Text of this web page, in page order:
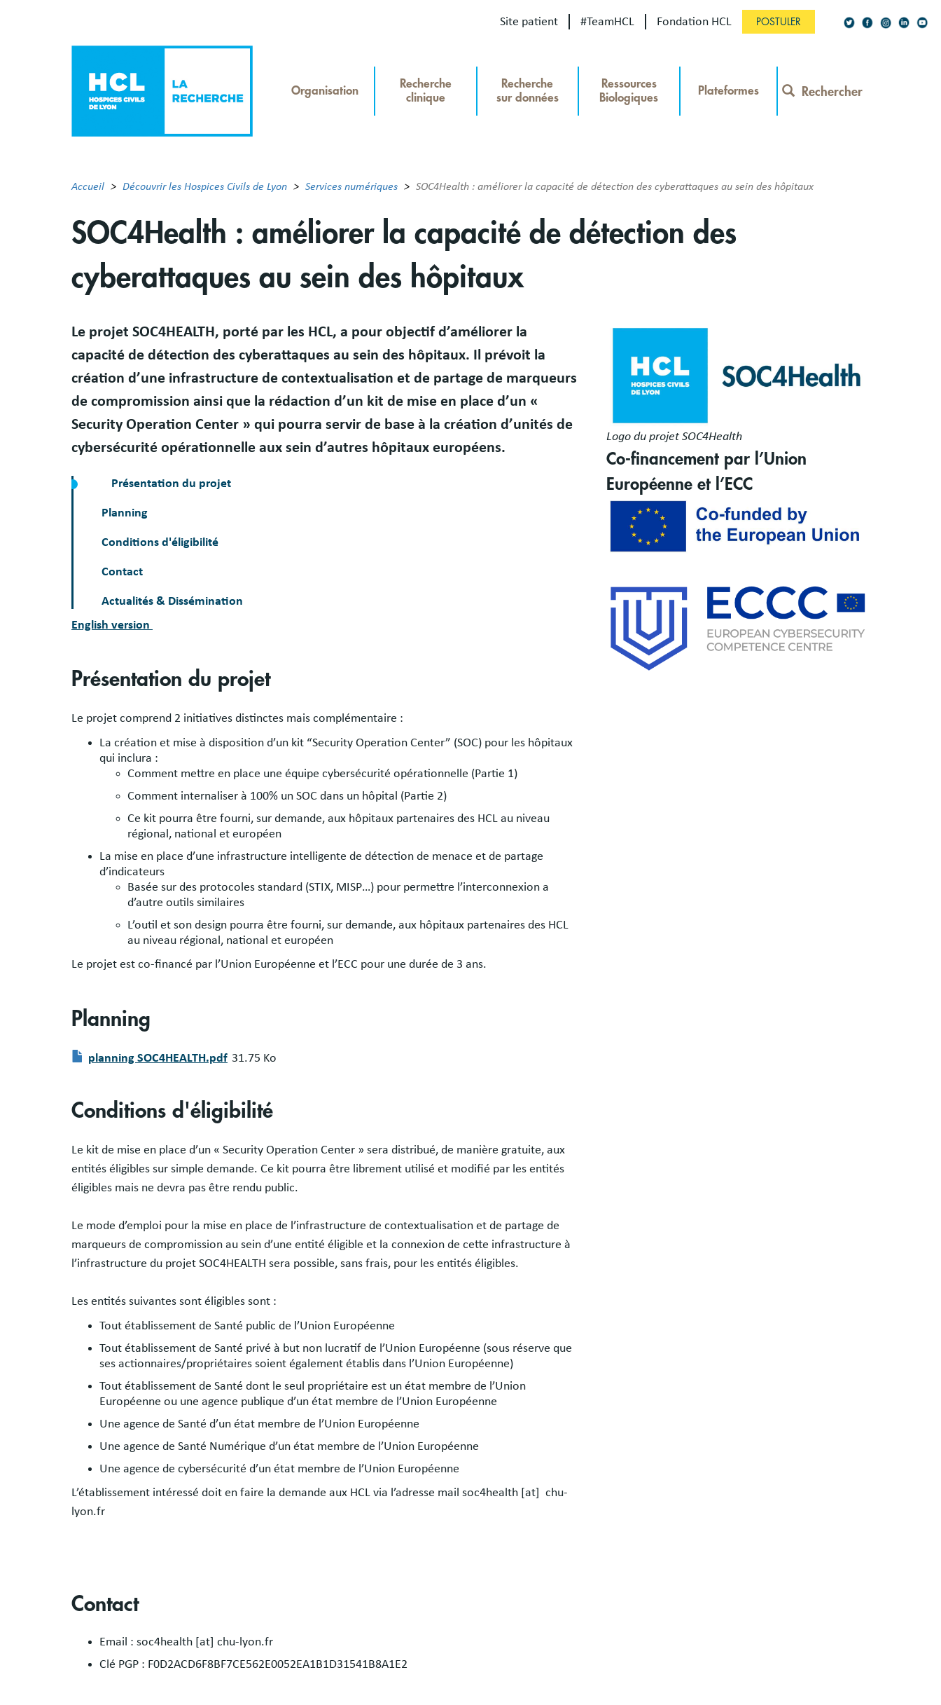
site
Recherche
Site patient #TeamHCL Fondation HCL POSTULER
Network
Organisation
Recherche
clinique
Recherche
sur données
Ressources
Biologiques
Plateformes Rechercher
Accueil Découvrir les Hospices Civils de Lyon Services numériques SOC4Health : améliorer la capacité de détection des cyberattaques au sein des hôpitaux
SOC4Health : améliorer la capacité de détection des
cyberattaques au sein des hôpitaux
Résumé
Le projet SOC4HEALTH, porté par les HCL, a pour objectif d’améliorer la
capacité de détection des cyberattaques au sein des hôpitaux. Il prévoit la
création d’une infrastructure de contextualisation et de partage de marqueurs
de compromission ainsi que la rédaction d’un kit de mise en place d’un «
Security Operation Center » qui pourra servir de base à la création d’unités de
cybersécurité opérationnelle aux sein d’autres hôpitaux européens.
Présentation du projet
Planning
Conditions d'éligibilité
Contact
Actualités & Dissémination
English version
Présentation du projet
Le projet comprend 2 initiatives distinctes mais complémentaire :
La création et mise à disposition d’un kit “Security Operation Center” (SOC) pour les hôpitaux
qui inclura :
Comment mettre en place une équipe cybersécurité opérationnelle (Partie 1)
Comment internaliser à 100% un SOC dans un hôpital (Partie 2)
Ce kit pourra être fourni, sur demande, aux hôpitaux partenaires des HCL au niveau
régional, national et européen
La mise en place d’une infrastructure intelligente de détection de menace et de partage
d’indicateurs
Basée sur des protocoles standard (STIX, MISP…) pour permettre l’interconnexion a
d’autre outils similaires
L’outil et son design pourra être fourni, sur demande, aux hôpitaux partenaires des HCL
au niveau régional, national et européen
Le projet est co-financé par l’Union Européenne et l’ECC pour une durée de 3 ans.
Planning
Document
planning SOC4HEALTH.pdf 31.75 Ko
Conditions d'éligibilité
Le kit de mise en place d’un « Security Operation Center » sera distribué, de manière gratuite, aux
entités éligibles sur simple demande. Ce kit pourra être librement utilisé et modifié par les entités
éligibles mais ne devra pas être rendu public.
Le mode d’emploi pour la mise en place de l’infrastructure de contextualisation et de partage de
marqueurs de compromission au sein d’une entité éligible et la connexion de cette infrastructure à
l’infrastructure du projet SOC4HEALTH sera possible, sans frais, pour les entités éligibles.
Les entités suivantes sont éligibles sont :
Tout établissement de Santé public de l’Union Européenne
Tout établissement de Santé privé à but non lucratif de l’Union Européenne (sous réserve que
ses actionnaires/propriétaires soient également établis dans l’Union Européenne)
Tout établissement de Santé dont le seul propriétaire est un état membre de l’Union
Européenne ou une agence publique d’un état membre de l’Union Européenne
Une agence de Santé d’un état membre de l’Union Européenne
Une agence de Santé Numérique d’un état membre de l’Union Européenne
Une agence de cybersécurité d’un état membre de l’Union Européenne
L’établissement intéressé doit en faire la demande aux HCL via l’adresse mail soc4health [at] chu-
lyon.fr
Contact
Email : soc4health [at] chu-lyon.fr
Clé PGP : F0D2ACD6F8BF7CE562E0052EA1B1D31541B8A1E2
Blocs
Image
Logo du projet SOC4Health
Co-financement par l’Union
Européenne et l’ECC
Image